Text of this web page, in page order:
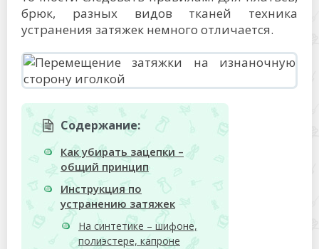
брюк, разных видов тканей техника
устранения затяжек немного отличается.
Содержание:
Как убирать зацепки –
общий принцип
Инструкция по
устранению затяжек
На синтетике – шифоне,
полиэстере, капроне